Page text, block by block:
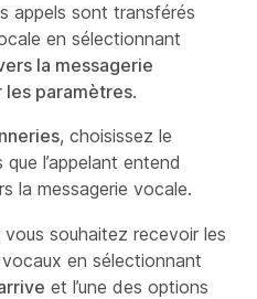
appels sont transférés
en sélectionnant
la messagerie
les paramètres.
, choisissez le
l’appelant entend
la messagerie vocale.
souhaitez recevoir les
en sélectionnant
et l’une des options